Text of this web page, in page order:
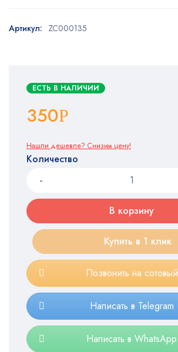
ЕСТЬ В НАЛИЧИИ
350Р
Нашли дешевле? Снизим цену!
Количество
В корзину
Купить в 1 клик
Позвонить на сотовый
Написать в Telegram
Написать в WhatsApp
Артикул: ZC000135